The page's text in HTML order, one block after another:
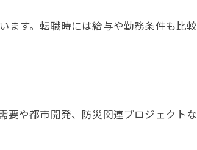
ます。転職時には給与や勤務条件も比
要や都市開発、防災関連プロジェクト